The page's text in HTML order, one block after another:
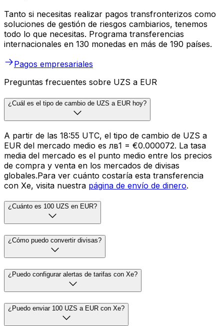
Tanto si necesitas realizar pagos transfronterizos como
soluciones de gestión de riesgos cambiarios, tenemos
todo lo que necesitas. Programa transferencias
internacionales en 130 monedas en más de 190 países.
Pagos empresariales
Preguntas frecuentes sobre UZS a EUR
¿Cuál es el tipo de cambio de UZS a EUR hoy?
A partir de las 18:55 UTC, el tipo de cambio de UZS a
EUR del mercado medio es лв1 = €0.000072. La tasa
media del mercado es el punto medio entre los precios
de compra y venta en los mercados de divisas
globales.Para ver cuánto costaría esta transferencia
con Xe, visita nuestra página de envío de dinero.
¿Cuánto es 100 UZS en EUR?
¿Cómo puedo convertir divisas?
¿Puedo configurar alertas de tarifas con Xe?
¿Puedo enviar 100 UZS a EUR con Xe?